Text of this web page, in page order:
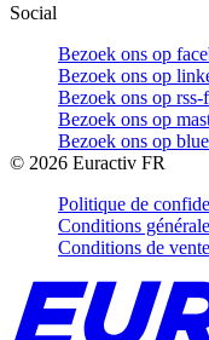
Social
Bezoek ons op
Bezoek ons op
Bezoek ons op rss-
Bezoek ons op
Bezoek ons op
© 2026 Euractiv FR
Politique de
Conditions
Conditions de vente